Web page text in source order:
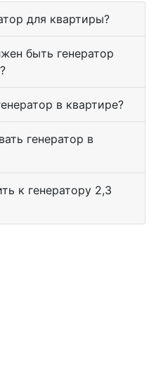
для квартиры?
быть генератор
в квартире?
генератор в
к генератору 2,3